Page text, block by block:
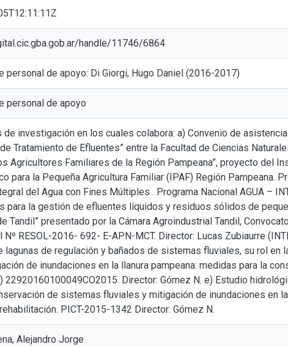
handle/11746/6864
personal de apoyo: Di Giorgi, Hugo Daniel (2016-2017)
personal de apoyo
de investigación en los cuales colabora: a) Convenio de
Tratamiento de Efluentes” entre la Facultad de Ciencias
Agricultores Familiares de la Región Pampeana”, proyecto del
para la Pequeña Agricultura Familiar (IPAF) Región Pampeana.
del Agua con Fines Múltiples . Programa Nacional AGUA –
para la gestión de efluentes líquidos y residuos sólidos de
Tandil” presentado por la Cámara Agroindustrial Tandil,
Nº RESOL-2016- 692- E-APN-MCT. Director: Lucas Zubiaurre
lagunas de regulación y bañados de sistemas fluviales, su rol en
de inundaciones en la llanura pampeana: medidas para la
22920160100049CO2015. Director: Gómez N. e) Estudio
de sistemas fluviales y mitigación de inundaciones en
PICT-2015-1342 Director: Gómez N.
Alejandro Jorge